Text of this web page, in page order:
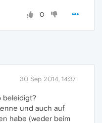
0
30 Sep 2014, 14:37
beleidigt?
und auch auf
habe (weder beim